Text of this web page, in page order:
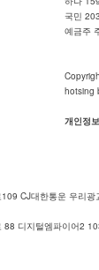
국민
예금주
hotsing
개인정
CJ대한통운 우리광
88 디지털엠파이어2